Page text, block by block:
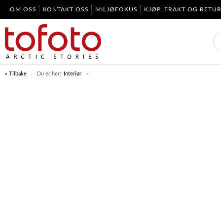
OM OSS KONTAKT OSS MILJØFOKUS KJØP, FRAKT OG RETUR
« Tilbake Du er her: Interiør